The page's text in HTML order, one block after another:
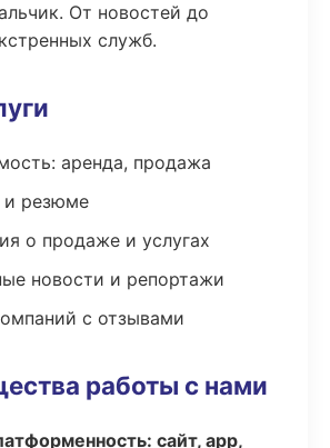
От новостей до
служб.
аренда, продажа
и резюме
о продаже и услугах
новости и репортажи
с отзывами
работы с нами
сайт, app,